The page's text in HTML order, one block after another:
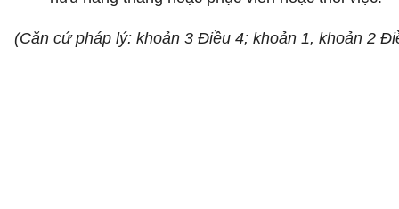
(Căn cứ pháp lý: khoản 3 Điều 4; khoản 1, khoản 2